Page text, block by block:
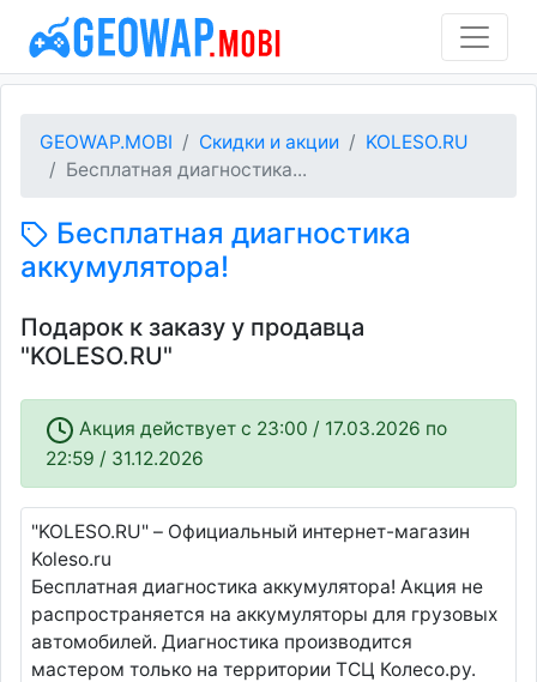
GEOWAP.MOBI Скидки и акции
KOLESO.RU
Бесплатная диагностика...
Бесплатная диагностика
аккумулятора!
Подарок к заказу у продавца
"KOLESO.RU"
Акция действует c 23:00 / 17.03.2026 по
22:59 / 31.12.2026
"KOLESO.RU" – Официальный интернет-магазин
Koleso.ru
Бесплатная диагностика аккумулятора! Акция не
распространяется на аккумуляторы для грузовых
автомобилей. Диагностика производится
мастером только на территории ТСЦ Колесо.ру.